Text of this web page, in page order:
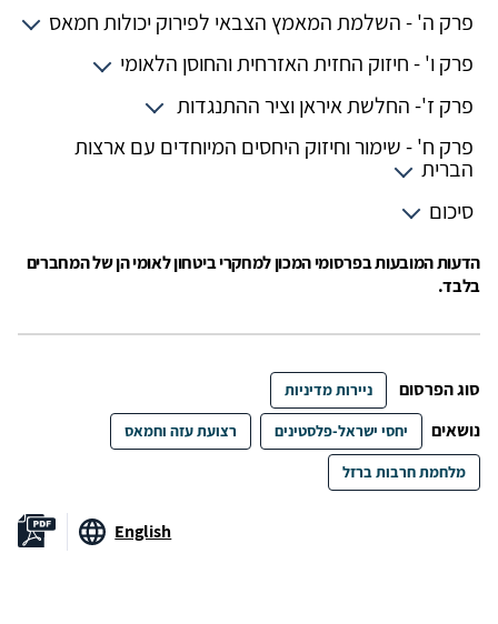
פרק ה' - השלמת המאמץ הצבאי לפירוק יכולות חמאס
פרק ו' - חיזוק החזית האזרחית והחוסן הלאומי
פרק ז'- החלשת איראן וציר ההתנגדות
פרק ח' - שימור וחיזוק היחסים המיוחדים עם ארצות
הברית
סיכום
הדעות המובעות בפרסומי המכון למחקרי ביטחון לאומי הן של המחברים
בלבד.
סוג הפרסום ניירות מדיניות
נושאים יחסי ישראל-פלסטינים רצועת עזה וחמאס
מלחמת חרבות ברזל
English